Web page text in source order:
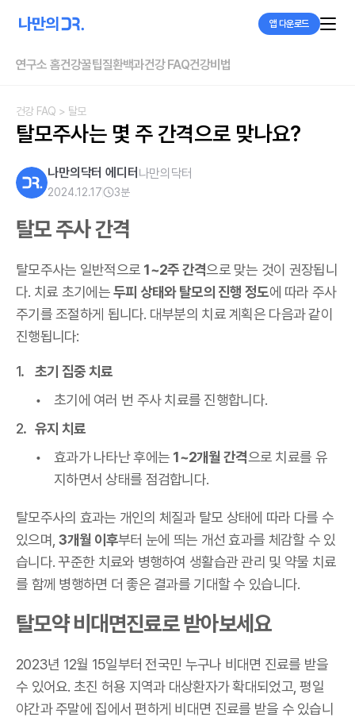
앱 다운로드
연구소 홈건강꿀팁질환백과건강 FAQ건강비법
건강 FAQ > 탈모
탈모주사는 몇 주 간격으로 맞나요?
나만의닥터 에디터 나만의닥터
2024.12.17 3분
탈모 주사 간격
탈모주사는 일반적으로 1~2주 간격으로 맞는 것이 권장됩니
다. 치료 초기에는두피 상태와 탈모의 진행 정도에 따라 주사
주기를 조절하게 됩니다. 대부분의 치료 계획은 다음과 같이
진행됩니다:
초기 집중 치료
초기에 여러 번 주사 치료를 진행합니다.
유지 치료
효과가 나타난 후에는 1~2개월 간격으로 치료를 유
지하면서 상태를 점검합니다.
탈모주사의 효과는 개인의 체질과 탈모 상태에 따라 다를 수
있으며,3개월 이후부터 눈에 띄는 개선 효과를 체감할 수 있
습니다. 꾸준한 치료와 병행하여 생활습관 관리 및 약물 치료
를 함께 병행하면 더 좋은 결과를 기대할 수 있습니다.
탈모약 비대면진료로 받아보세요
2023년 12월 15일부터 전국민 누구나 비대면 진료를 받을
수 있어요. 초진 허용 지역과 대상환자가 확대되었고, 평일
야간과 주말에 집에서 편하게 비대면 진료를 받을 수 있습니